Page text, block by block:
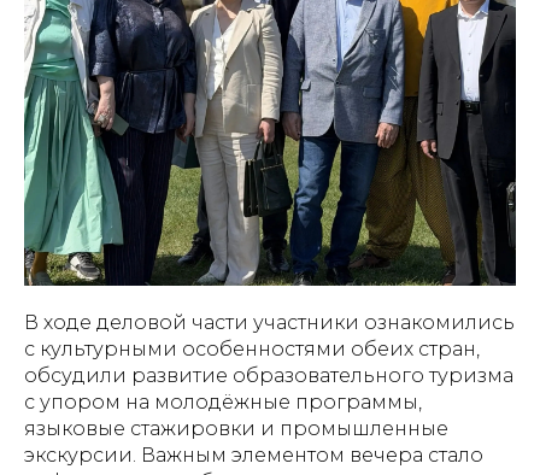
В ходе деловой части участники ознакомились
с культурными особенностями обеих стран,
обсудили развитие образовательного туризма
с упором на молодёжные программы,
языковые стажировки и промышленные
экскурсии. Важным элементом вечера стало